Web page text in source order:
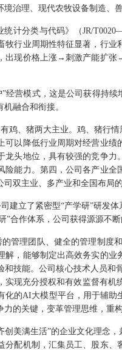
治理、现代农牧设备制造、
统计分类与代码》（JR/
牧行业周期性特征显著，行
出现价格上涨→刺激产能
经营模式，这是公司获得持
融合和衔接。
鸡、猪两大主业。鸡、猪行
可以降低行业周期对经营业
龙头地位，具有较强的竞争
险能力。第四，公司各产业
双主业、多产业和全国布局
建立了紧密型“产学研”研发
”合作体系，公司获得源源不
管理团队、健全的管理制度
解，能够制定出高效务实的
技能。公司核心技术人员
实现充分授权和有效监督有
化的AI大模型平台，用于辅
的关键，变革管理思维，重
创美满生活”的企业文化理念
配机制，汇集员工、股东